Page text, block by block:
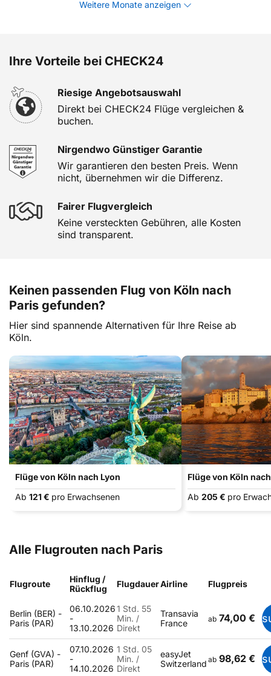
Weitere Monate anzeigen
Ihre Vorteile bei CHECK24
Riesige Angebotsauswahl
Direkt bei CHECK24 Flüge vergleichen &
buchen.
Nirgendwo Günstiger Garantie
Wir garantieren den besten Preis. Wenn
nicht, übernehmen wir die Differenz.
Fairer Flugvergleich
Keine versteckten Gebühren, alle Kosten
sind transparent.
Keinen passenden Flug von Köln nach
Paris gefunden?
Hier sind spannende Alternativen für Ihre Reise ab
Köln.
Flüge von Köln nach Lyon
Ab 121 € pro Erwachsenen
Flüge von Köln
Ab 205 € pro
Alle Flugrouten nach Paris
Flugroute
Hinflug /
Rückflug
FlugdauerAirline Flugpreis
Berlin (BER) -
Paris (PAR)
06.10.2026
-
13.10.2026
1 Std. 55
Min. /
Direkt
Transavia
France
ab 74,00 €
Genf (GVA) -
Paris (PAR)
07.10.2026
-
14.10.2026
1 Std. 05
Min. /
Direkt
easyJet
Switzerland ab 98,62 €